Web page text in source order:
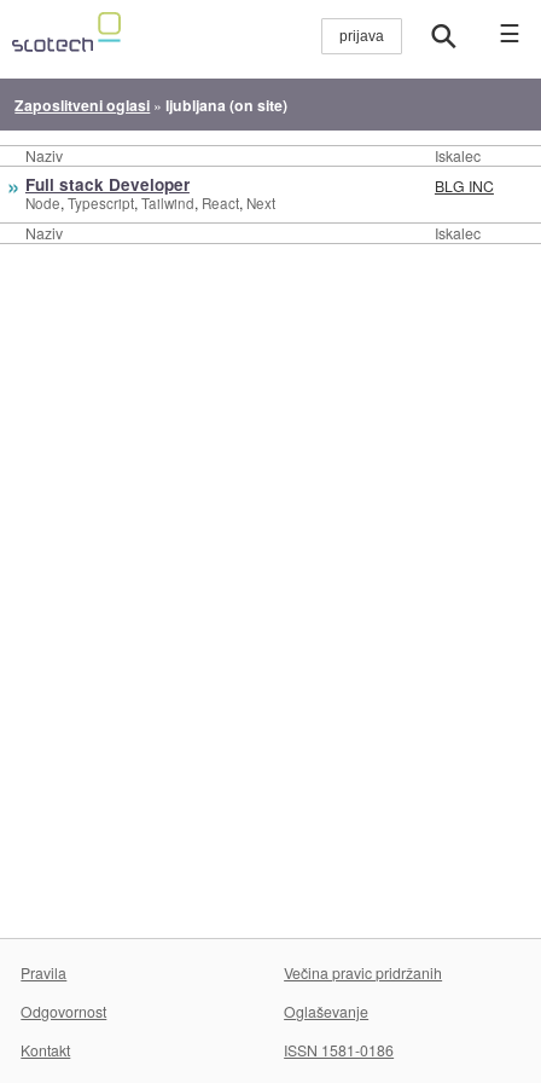
☰
Zaposlitveni oglasi »ljubljana (on site)
Naziv Iskalec
Naziv Iskalec
» Full stack Developer
Node, Typescript, Tailwind, React, Next
BLG INC
Pravila
Večina pravic pridržanih
Odgovornost
Oglaševanje
Kontakt
ISSN 1581-0186